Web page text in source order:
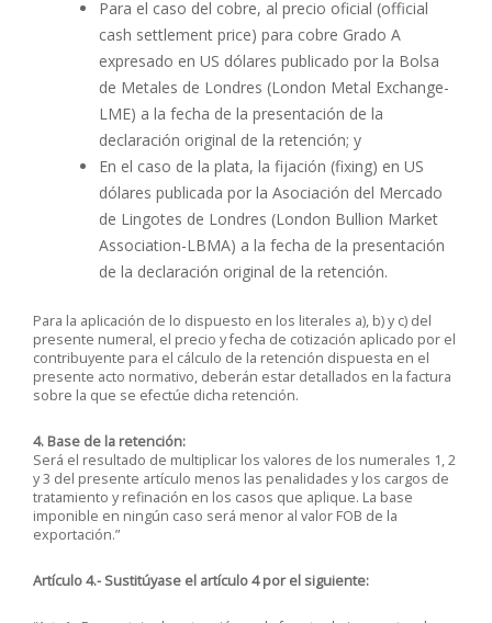
Para el caso del cobre, al precio oficial (official
cash settlement price) para cobre Grado A
expresado en US dólares publicado por la Bolsa
de Metales de Londres (London Metal Exchange-
LME) a la fecha de la presentación de la
declaración original de la retención; y
En el caso de la plata, la fijación (fixing) en US
dólares publicada por la Asociación del Mercado
de Lingotes de Londres (London Bullion Market
Association-LBMA) a la fecha de la presentación
de la declaración original de la retención.
Para la aplicación de lo dispuesto en los literales a), b) y c) del
presente numeral, el precio y fecha de cotización aplicado por el
contribuyente para el cálculo de la retención dispuesta en el
presente acto normativo, deberán estar detallados en la factura
sobre la que se efectúe dicha retención.
4. Base de la retención:
Será el resultado de multiplicar los valores de los numerales 1, 2
y 3 del presente artículo menos las penalidades y los cargos de
tratamiento y refinación en los casos que aplique. La base
imponible en ningún caso será menor al valor FOB de la
exportación.”
Artículo 4.- Sustitúyase el artículo 4 por el siguiente: